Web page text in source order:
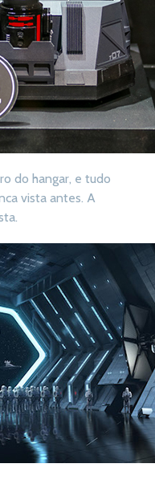
do hangar, e tudo
vista antes. A